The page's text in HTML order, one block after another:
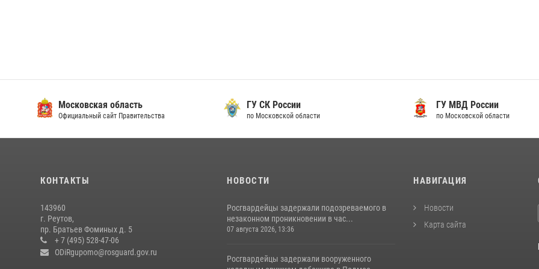
Московская область
Официальный сайт Правительства
ГУ СК России
по Московской области
ГУ МВД России
по Московской области
КОНТАКТЫ
143960
г. Реутов,
пр. Братьев Фоминых д. 5
+ 7 (495) 528-47-06
ODiRgupomo@rosguard.gov.ru
НОВОСТИ
Росгвардейцы задержали подозреваемого в
незаконном проникновении в час...
07 августа 2026, 13:36
Росгвардейцы задержали вооруженного
НАВИГАЦИЯ
Новости
Карта сайта